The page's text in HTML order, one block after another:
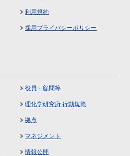
利用規約
採用プライバシーポリシー
役員・顧問等
理化学研究所 行動規範
拠点
マネジメント
情報公開